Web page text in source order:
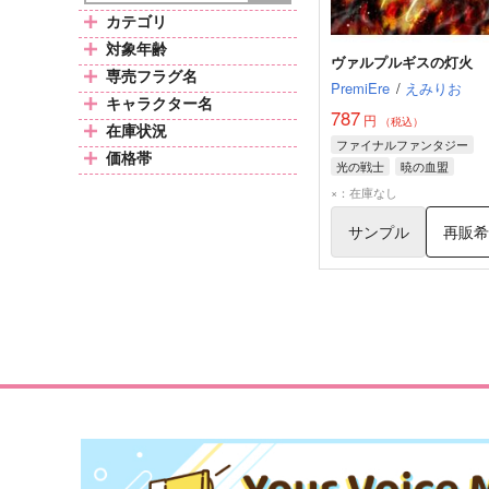
カテゴリ
対象年齢
専売フラグ名
キャラクター名
在庫状況
価格帯
ヴァルプルギスの灯火
PremiEre / えみりお
787 円 （税込）
ファイナルファンタジー
光の戦士
暁の血盟
ゼノス・イェー・ガルヴァ
×：在庫なし
サンプル 再販